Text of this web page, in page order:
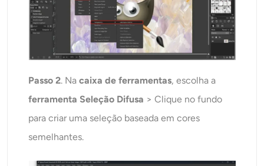
Passo 2. Nacaixa de ferramentas, escolha a
ferramenta Seleção Difusa > Clique no fundo
para criar uma seleção baseada em cores
semelhantes.